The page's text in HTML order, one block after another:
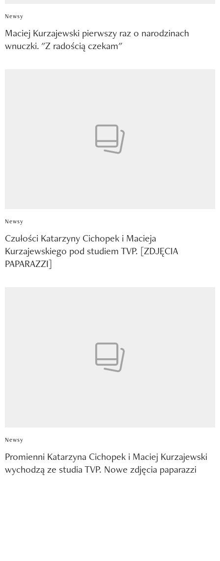
Newsy
Maciej Kurzajewski pierwszy raz o narodzinach
wnuczki. "Z radością czekam"
Newsy
Czułości Katarzyny Cichopek i Macieja
Kurzajewskiego pod studiem TVP. [ZDJĘCIA
PAPARAZZI]
Newsy
Promienni Katarzyna Cichopek i Maciej Kurzajewski
wychodzą ze studia TVP. Nowe zdjęcia paparazzi